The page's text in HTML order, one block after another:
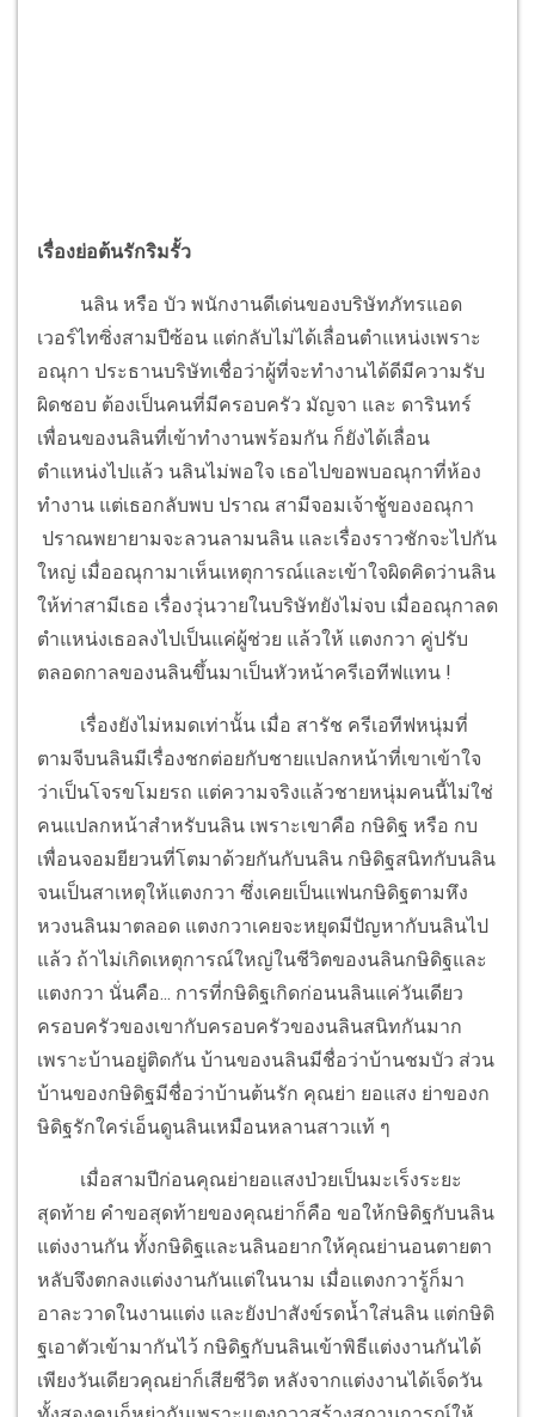
เรื่องย่อต้นรักริมรั้ว
นลิน หรือ บัว พนักงานดีเด่นของบริษัทภัทรแอด
เวอร์ไทซิ่งสามปีซ้อน แต่กลับไม่ได้เลื่อนตำแหน่งเพราะ
อณุกา ประธานบริษัทเชื่อว่าผู้ที่จะทำงานได้ดีมีความรับ
ผิดชอบ ต้องเป็นคนที่มีครอบครัว มัญจา และ ดารินทร์
เพื่อนของนลินที่เข้าทำงานพร้อมกัน ก็ยังได้เลื่อน
ตำแหน่งไปแล้ว นลินไม่พอใจ เธอไปขอพบอณุกาที่ห้อง
ทำงาน แต่เธอกลับพบ ปราณ สามีจอมเจ้าชู้ของอณุกา
ปราณพยายามจะลวนลามนลิน และเรื่องราวชักจะไปกัน
ใหญ่ เมื่ออณุกามาเห็นเหตุการณ์และเข้าใจผิดคิดว่านลิน
ให้ท่าสามีเธอ เรื่องวุ่นวายในบริษัทยังไม่จบ เมื่ออณุกาลด
ตำแหน่งเธอลงไปเป็นแค่ผู้ช่วย แล้วให้ แตงกวา คู่ปรับ
ตลอดกาลของนลินขึ้นมาเป็นหัวหน้าครีเอทีฟแทน !
เรื่องยังไม่หมดเท่านั้น เมื่อ สารัช ครีเอทีฟหนุ่มที่
ตามจีบนลินมีเรื่องชกต่อยกับชายแปลกหน้าที่เขาเข้าใจ
ว่าเป็นโจรขโมยรถ แต่ความจริงแล้วชายหนุ่มคนนี้ไม่ใช่
คนแปลกหน้าสำหรับนลิน เพราะเขาคือ กษิดิฐ หรือ กบ
เพื่อนจอมยียวนที่โตมาด้วยกันกับนลิน กษิดิฐสนิทกับนลิน
จนเป็นสาเหตุให้แตงกวา ซึ่งเคยเป็นแฟนกษิดิฐตามหึง
หวงนลินมาตลอด แตงกวาเคยจะหยุดมีปัญหากับนลินไป
แล้ว ถ้าไม่เกิดเหตุการณ์ใหญ่ในชีวิตของนลินกษิดิฐและ
แตงกวา นั่นคือ... การที่กษิดิฐเกิดก่อนนลินแค่วันเดียว
ครอบครัวของเขากับครอบครัวของนลินสนิทกันมาก
เพราะบ้านอยู่ติดกัน บ้านของนลินมีชื่อว่าบ้านชมบัว ส่วน
บ้านของกษิดิฐมีชื่อว่าบ้านต้นรัก คุณย่า ยอแสง ย่าของก
ษิดิฐรักใคร่เอ็นดูนลินเหมือนหลานสาวแท้ ๆ
เมื่อสามปีก่อนคุณย่ายอแสงป่วยเป็นมะเร็งระยะ
สุดท้าย คำขอสุดท้ายของคุณย่าก็คือ ขอให้กษิดิฐกับนลิน
แต่งงานกัน ทั้งกษิดิฐและนลินอยากให้คุณย่านอนตายตา
หลับจึงตกลงแต่งงานกันแต่ในนาม เมื่อแตงกวารู้ก็มา
อาละวาดในงานแต่ง และยังปาสังข์รดน้ำใส่นลิน แต่กษิดิ
ฐเอาตัวเข้ามากันไว้ กษิดิฐกับนลินเข้าพิธีแต่งงานกันได้
เพียงวันเดียวคุณย่าก็เสียชีวิต หลังจากแต่งงานได้เจ็ดวัน